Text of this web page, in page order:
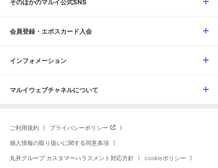
そのほかのマルイ公式SNS
会員登録・エポスカード入会
インフォメーション
マルイウェブチャネルについて
ご利用規約 プライバシーポリシー
個人情報の取り扱いに関する同意条項
丸井グループ カスタマーハラスメント対応方針 cookieポリシー